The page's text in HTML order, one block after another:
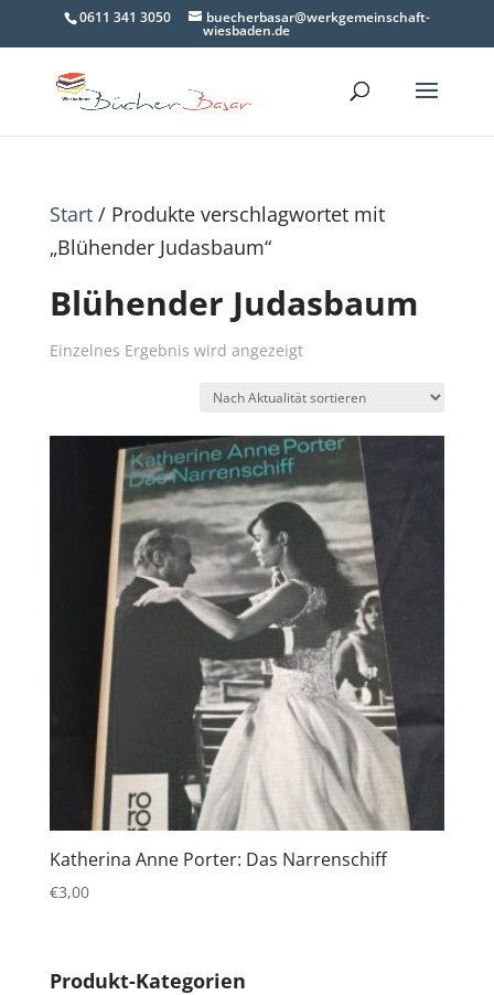
0611 341 3050 buecherbasar@werkgemeinschaft-
wiesbaden.de
Start/ Produkte verschlagwortet mit
„Blühender Judasbaum“
Blühender Judasbaum
Einzelnes Ergebnis wird angezeigt
Katherina Anne Porter: Das Narrenschiff
€3,00
Produkt-Kategorien